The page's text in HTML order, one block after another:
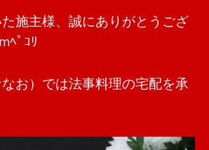
施主様、誠にありがとうござ
ﾍﾟｺﾘ
お）では法事料理の宅配を承